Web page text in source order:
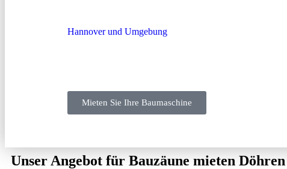
Hannover und Umgebung
Mieten Sie Ihre Baumaschine
Unser Angebot für Bauzäune mieten Döhren